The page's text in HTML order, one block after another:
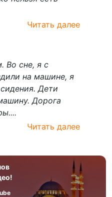
Читать далее
Во сне, я с
на машине, я
Дети
Дорога
Читать далее